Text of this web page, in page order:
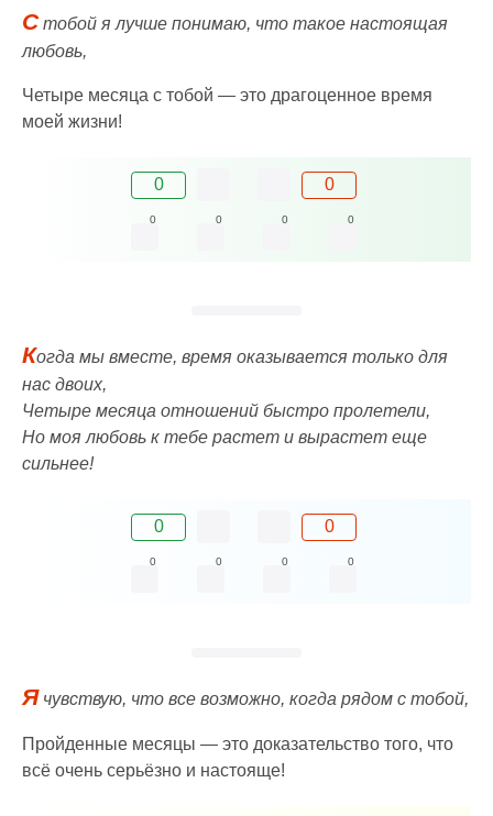
Стобой я лучше понимаю, что такое настоящая
любовь,
Четыре месяца с тобой — это драгоценное время
моей жизни!
0 0
0 0 0 0
Когда мы вместе, время оказывается только для
нас двоих,
Четыре месяца отношений быстро пролетели,
Но моя любовь к тебе растет и вырастет еще
сильнее!
0 0
0 0 0 0
Ячувствую, что все возможно, когда рядом с тобой,
Пройденные месяцы — это доказательство того, что
всё очень серьёзно и настояще!